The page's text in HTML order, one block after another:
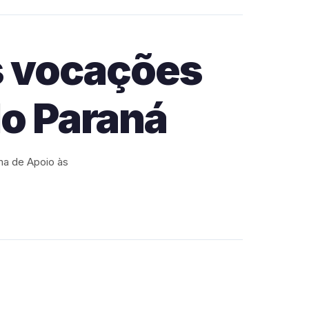
vocações
Paraná
de Apoio às